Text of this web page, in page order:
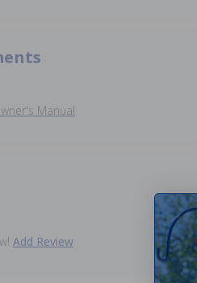
Manual
Add Review